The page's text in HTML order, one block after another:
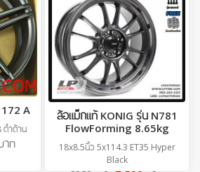
A
ดำด้าน
าท
ล้อแม็กแท้ KONIG รุ่น N781
FlowForming 8.65kg
18x8.5นิ้ว 5x114.3 ET35 Hyper
Black